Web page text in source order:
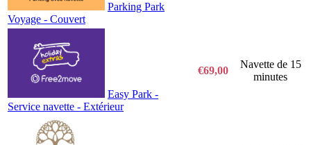
Parking Park
Voyage - Couvert
Easy Park -
Service navette - Extérieur
€69,00
Navette de 15
minutes